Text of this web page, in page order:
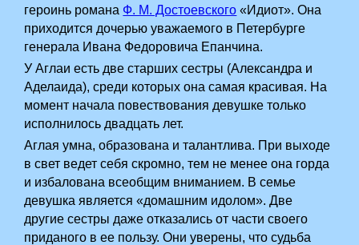
героинь романа Ф. М. Достоевского «Идиот». Она
приходится дочерью уважаемого в Петербурге
генерала Ивана Федоровича Епанчина.
У Аглаи есть две старших сестры (Александра и
Аделаида), среди которых она самая красивая. На
момент начала повествования девушке только
исполнилось двадцать лет.
Аглая умна, образована и талантлива. При выходе
в свет ведет себя скромно, тем не менее она горда
и избалована всеобщим вниманием. В семье
девушка является «домашним идолом». Две
другие сестры даже отказались от части своего
приданого в ее пользу. Они уверены, что судьба